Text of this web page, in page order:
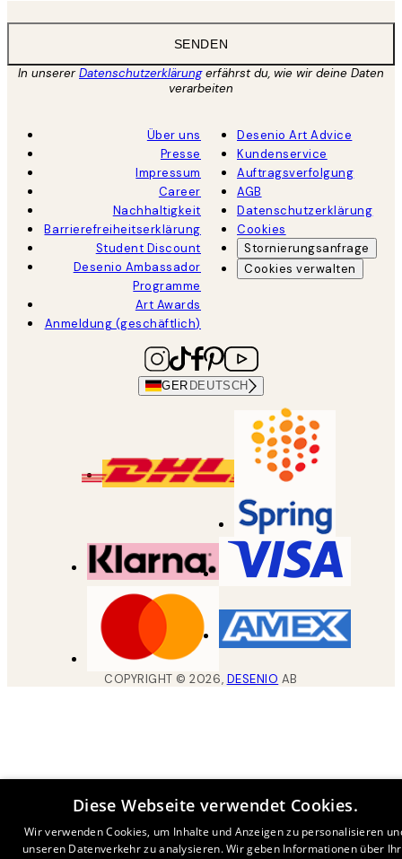
SENDEN
In unsererDatenschutzerklärungerfährst du, wie wir deine Daten
verarbeiten
Über uns
Presse
Impressum
Career
Nachhaltigkeit
Barrierefreiheitserklärung
Student Discount
Desenio Ambassador
Programme
Art Awards
Anmeldung (geschäftlich)
Desenio Art Advice
Kundenservice
Auftragsverfolgung
AGB
Datenschutzerklärung
Cookies
Stornierungsanfrage
Cookies verwalten
GER DEUTSCH
COPYRIGHT ©2026, DESENIO AB
Diese Webseite verwendet Cookies.
Wir verwenden Cookies, um Inhalte und Anzeigen zu personalisieren
unseren Datenverkehr zu analysieren. Wir geben Informationen über